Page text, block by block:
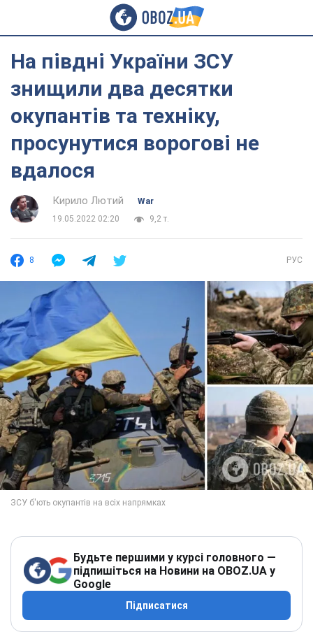
На півдні України ЗСУ
знищили два десятки
окупантів та техніку,
просунутися ворогові не
вдалося
Кирило Лютий
War
19.05.2022 02:20
9,2 т.
8 РУС
Будьте першими у курсі головного —
підпишіться на Новини на OBOZ.UA у
Google
Підписатися